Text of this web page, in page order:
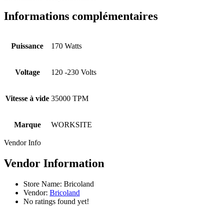
Informations complémentaires
Puissance 170 Watts
Voltage 120 -230 Volts
Vitesse à vide 35000 TPM
Marque WORKSITE
Vendor Info
Vendor Information
Store Name: Bricoland
Vendor: Bricoland
No ratings found yet!